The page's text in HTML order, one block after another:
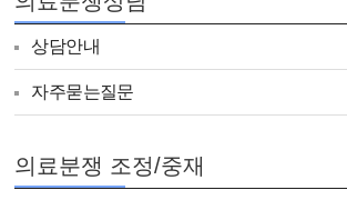
상담안내
자주묻는질문
의료분쟁 조정/중재